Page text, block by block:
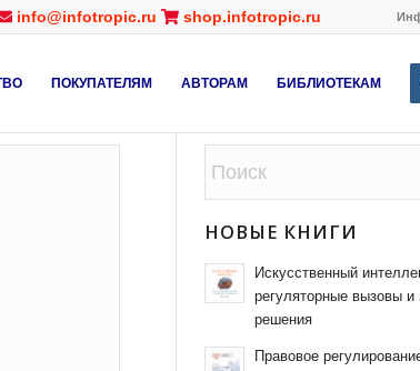
info@infotropic.ru shop.infotropic.ru
ПОКУПАТЕЛЯМ АВТОРАМ БИБЛИОТЕКАМ
НОВЫЕ КНИГИ
Искусственный
регуляторные вызовы и
решения
Правовое